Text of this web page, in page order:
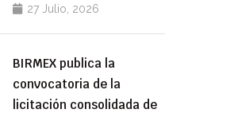
27 Julio, 2026
BIRMEX publica la
convocatoria de la
licitación consolidada de